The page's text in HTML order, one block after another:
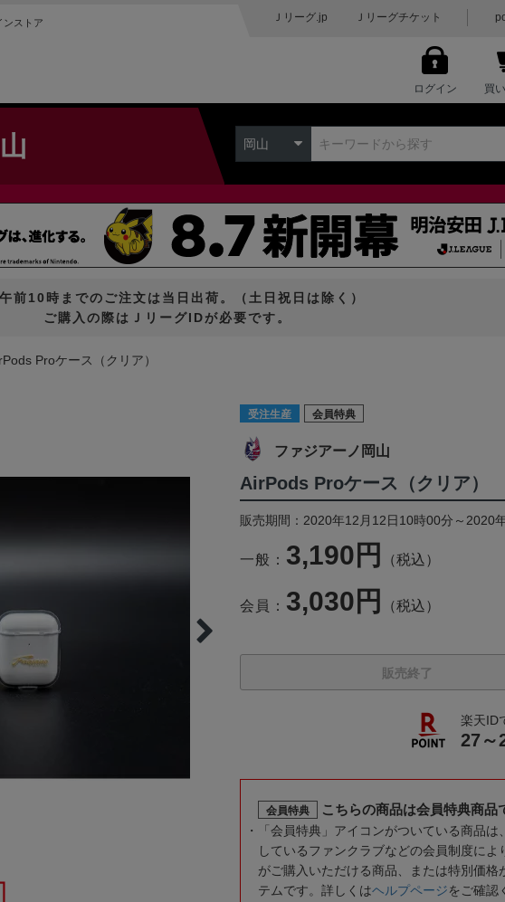
ンストア Ｊリーグ.jp Ｊリーグチケット
ログイン 買
岡山
前10時までのご注文は当日出荷。（土日祝日は除く）
ご購入の際はＪリーグIDが必要です。
Proケース（クリア）
受注生産 会員特典
ファジアーノ岡山
AirPods Proケース（クリア）
販売期間：2020年12月12日10時00分～2020
一般： 3,190円 （税込）
会員： 3,030円 （税込）
販売終了
楽天ID
27～
会員特典 こちらの商品は会員特典商品
「会員特典」アイコンがついている商品は
しているファンクラブなどの会員制度によ
がご購入いただける商品、または特別価格
テムです。詳しくはヘルプページをご確認